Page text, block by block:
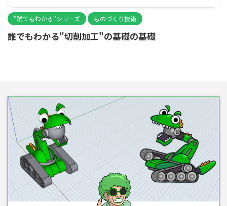
"誰でもわかる"シリーズ ものづくり技術
誰でもわかる"切削加工"の基礎の基礎